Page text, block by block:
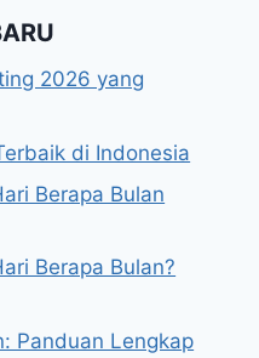
2026 yang
di Indonesia
Berapa Bulan
Berapa Bulan?
Panduan Lengkap